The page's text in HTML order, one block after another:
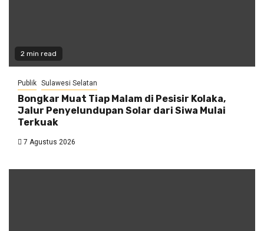
2 min read
Publik Sulawesi Selatan
Bongkar Muat Tiap Malam di Pesisir Kolaka,
Jalur Penyelundupan Solar dari Siwa Mulai
Terkuak
7 Agustus 2026